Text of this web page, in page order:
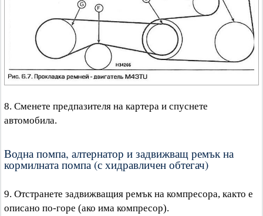
8. Сменете предпазителя на картера и спуснете
автомобила.
Водна помпа, алтернатор и задвижващ ремък на
кормилната помпа (с хидравличен обтегач)
9. Отстранете задвижващия ремък на компресора, както е
описано по-горе (ако има компресор).